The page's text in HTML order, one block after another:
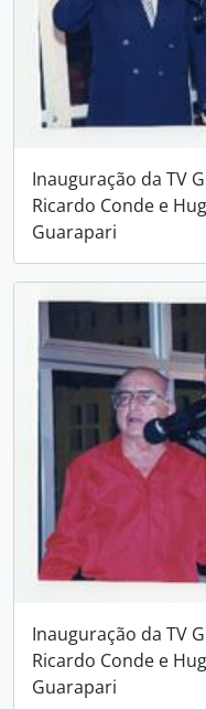
Inauguração da TV
Ricardo Conde e
Guarapari
Inauguração da TV
Ricardo Conde e
Guarapari